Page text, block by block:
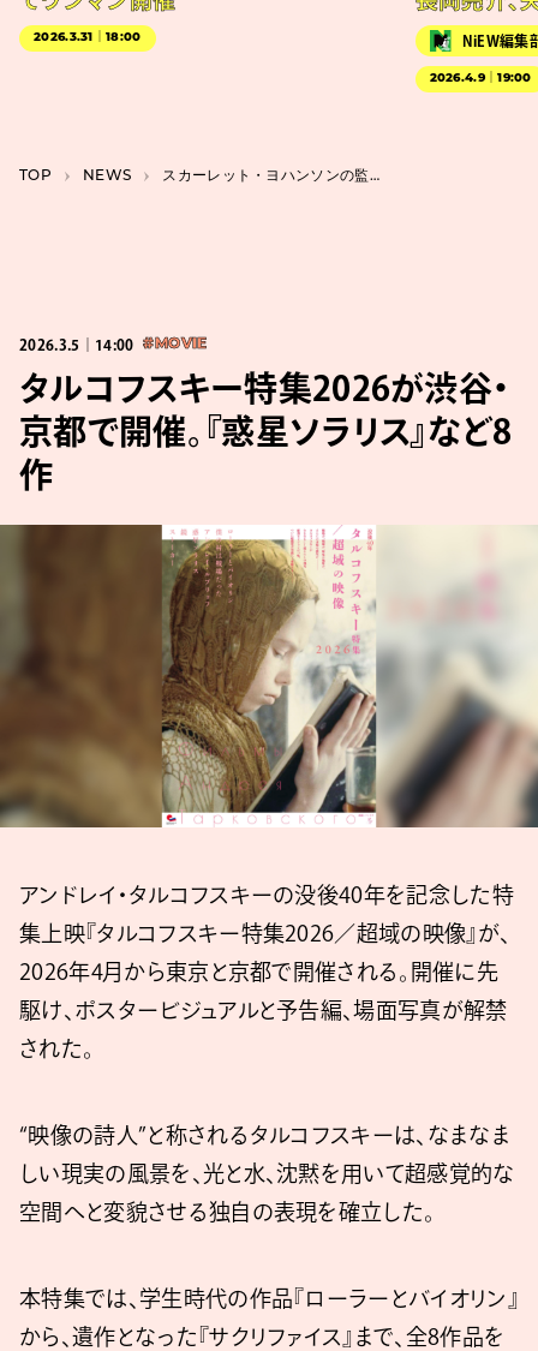
2026.3.31｜18:00 NiEW編集
2026.4.9｜19:00
TOP NEWS スカーレット・ヨハンソンの監督デビュー作『エレノアってグレイト。』6月に日本公開
2026.3.5｜14:00 #MOVIE
タルコフスキー特集2026が渋谷・
京都で開催。『惑星ソラリス』など8
作
アンドレイ・タルコフスキーの没後40年を記念した特
集上映『タルコフスキー特集2026／超域の映像』が、
2026年4月から東京と京都で開催される。開催に先
駆け、ポスタービジュアルと予告編、場面写真が解禁
された。
“映像の詩人”と称されるタルコフスキーは、なまなま
しい現実の風景を、光と水、沈黙を用いて超感覚的な
空間へと変貌させる独自の表現を確立した。
本特集では、学生時代の作品『ローラーとバイオリン』
から、遺作となった『サクリファイス』まで、全8作品を